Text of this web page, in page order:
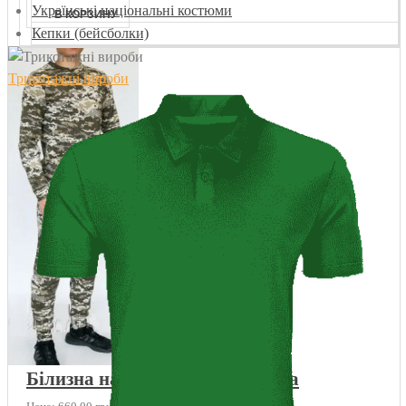
Українські національні костюми
Кепки (бейсболки)
Трикотажні вироби
Білизна натільна ЗСУ утеплена